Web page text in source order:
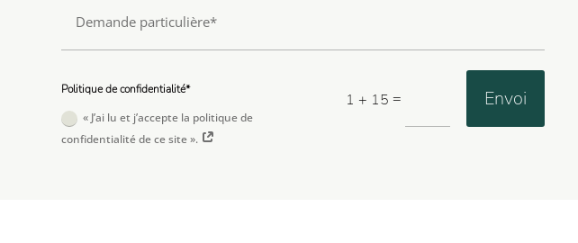
Politique de confidentialité*
« J’ai lu et j’accepte la politique de
confidentialité de ce site ».
1 + 15 = Envoi